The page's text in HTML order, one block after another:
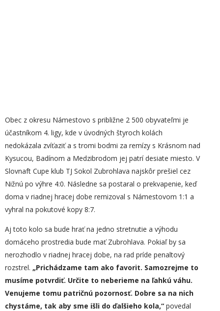
Obec z okresu Námestovo s približne 2 500 obyvateľmi je
účastníkom 4. ligy, kde v úvodných štyroch kolách
nedokázala zvíťaziť a s tromi bodmi za remízy s Krásnom nad
Kysucou, Badínom a Medzibrodom jej patrí desiate miesto. V
Slovnaft Cupe klub TJ Sokol Zubrohlava najskôr prešiel cez
Nižnú po výhre 4:0. Následne sa postaral o prekvapenie, keď
doma v riadnej hracej dobe remizoval s Námestovom 1:1 a
vyhral na pokutové kopy 8:7.
Aj toto kolo sa bude hrať na jedno stretnutie a výhodu
domáceho prostredia bude mať Zubrohlava. Pokiaľ by sa
nerozhodlo v riadnej hracej dobe, na rad príde penaltový
rozstrel. „Prichádzame tam ako favorit. Samozrejme to
musíme potvrdiť. Určite to neberieme na ľahkú váhu.
Venujeme tomu patričnú pozornosť. Dobre sa na nich
chystáme, tak aby sme išli do ďalšieho kola,“ povedal